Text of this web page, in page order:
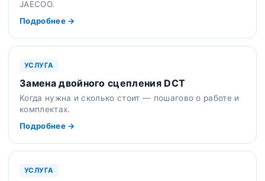
JAECOO.
Подробнее →
УСЛУГА
Замена двойного сцепления DCT
Когда нужна и сколько стоит — пошагово о работе и
комплектах.
Подробнее →
УСЛУГА